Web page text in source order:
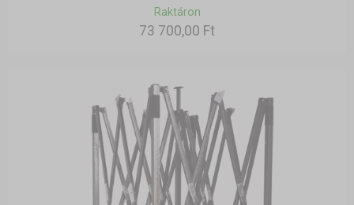
Raktáron
73 700,00 Ft